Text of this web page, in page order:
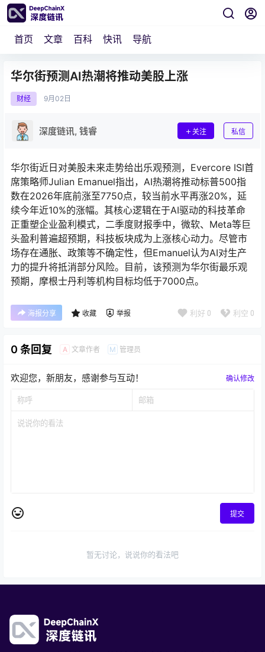
首页 文章 百科 快讯 导航
华尔街预测AI热潮将推动美股上涨
财经 9月 02日
深度链讯, 钱睿 关注 私信
华尔街近日对美股未来走势给出乐观预测，Evercore ISI首
席策略师Julian Emanuel指出，AI热潮将推动标普500指
数在2026年底前涨至7750点，较当前水平再涨20%，延
续今年近10%的涨幅。其核心逻辑在于AI驱动的科技革命
正重塑企业盈利模式，二季度财报季中，微软、Meta等巨
头盈利普遍超预期，科技板块成为上涨核心动力。尽管市
场存在通胀、政策等不确定性，但Emanuel认为AI对生产
力的提升将抵消部分风险。目前，该预测为华尔街最乐观
预期，摩根士丹利等机构目标均低于7000点。
海报分享 收藏 举报 利好 0 利空 0
0 条回复 A 文章作者 M 管理员
欢迎您，新朋友，感谢参与互动！ 确认修改
提交
暂无讨论，说说你的看法吧